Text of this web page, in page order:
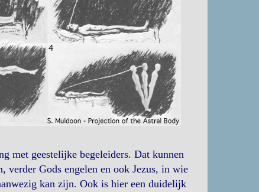
met geestelijke begeleiders. Dat kunnen
verder Gods engelen en ook Jezus, in wie
kan zijn. Ook is hier een duidelijk